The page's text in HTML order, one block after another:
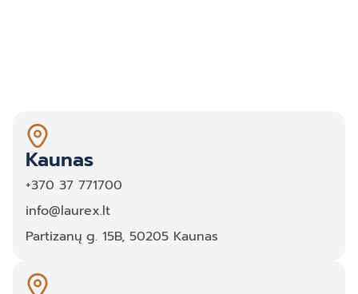
Kaunas
+370 37 771700
info@laurex.lt
Partizanų g. 15B, 50205 Kaunas